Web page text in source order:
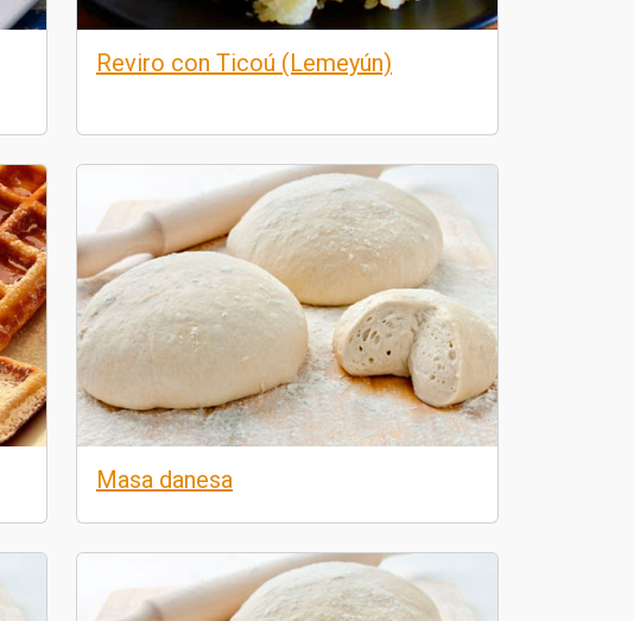
Reviro con Ticoú (Lemeyún)
Masa danesa